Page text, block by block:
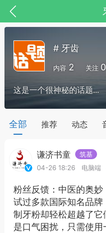
节气气象
# 牙齿
内容 2 关注 0
这是一个很神秘的话题...
全部 推荐 动态
谦济书童
筑基
04-26 18:26
电脑端
粉丝反馈：中医的奥
试过多款国际知名品
制牙粉却轻松超越了
是口气困扰，只需使